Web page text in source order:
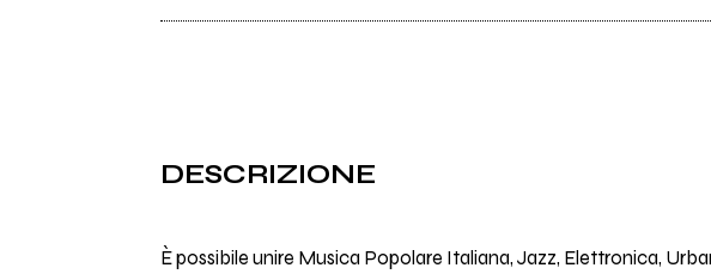
DESCRIZIONE
È possibile unire Musica Popolare Italiana, Jazz, Elettronica,